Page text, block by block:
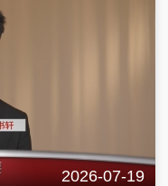
2026-07-19